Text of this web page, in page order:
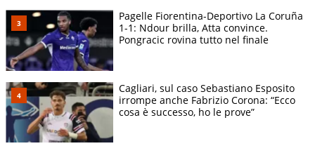
Pagelle Fiorentina-Deportivo La Coruña
1-1: Ndour brilla, Atta convince.
Pongracic rovina tutto nel finale
Cagliari, sul caso Sebastiano Esposito
irrompe anche Fabrizio Corona: “Ecco
cosa è successo, ho le prove”